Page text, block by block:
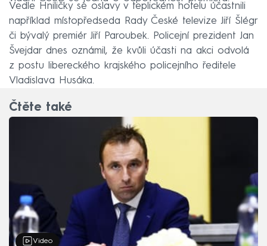
Vedle Hniličky se oslavy v teplickém hotelu účastnili
například místopředseda Rady České televize Jiří Šlégr
či bývalý premiér Jiří Paroubek. Policejní prezident Jan
Švejdar dnes oznámil, že kvůli účasti na akci odvolá
z postu libereckého krajského policejního ředitele
Vladislava Husáka.
Čtěte také
Video